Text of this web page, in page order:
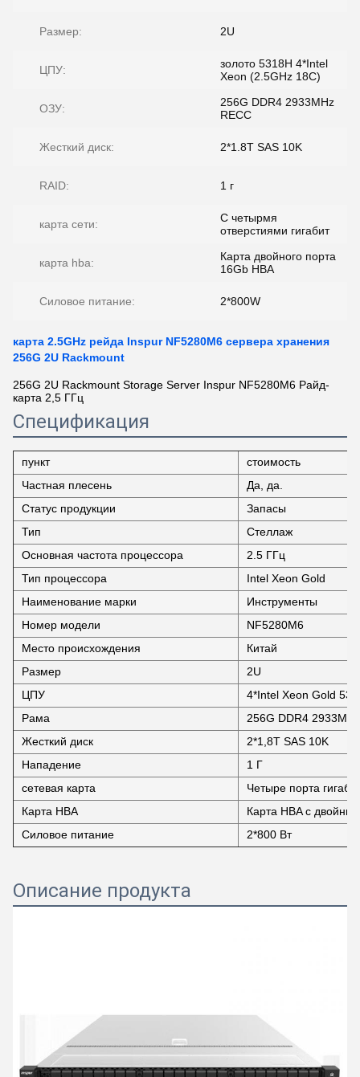
Размер: 2U
ЦПУ:
золото 5318H 4*Intel
Xeon (2.5GHz 18C)
ОЗУ:
256G DDR4 2933MHz
RECC
Жесткий диск: 2*1.8T SAS 10K
RAID: 1 г
карта сети:
С четырмя
отверстиями гигабит
карта hba:
Карта двойного порта
16Gb HBA
Силовое питание: 2*800W
карта 2.5GHz рейда Inspur NF5280M6 сервера хранения
256G 2U Rackmount
256G 2U Rackmount Storage Server Inspur NF5280M6 Райд-
карта 2,5 ГГц
Спецификация
пункт
стоимость
Частная плесень
Да, да.
Статус продукции
Запасы
Тип
Стеллаж
Основная частота процессора
2.5 ГГц
Тип процессора
Intel Xeon Gold
Наименование марки
Инструменты
Номер модели
NF5280M6
Место происхождения
Китай
Размер
2U
ЦПУ
4*Intel Xeon Gold
Рама
256G DDR4
Жесткий диск
2*1,8T SAS 10K
Нападение
1 Г
сетевая карта
Четыре порта
Карта HBA
Карта HBA с
Силовое питание
2*800 Вт
Описание продукта